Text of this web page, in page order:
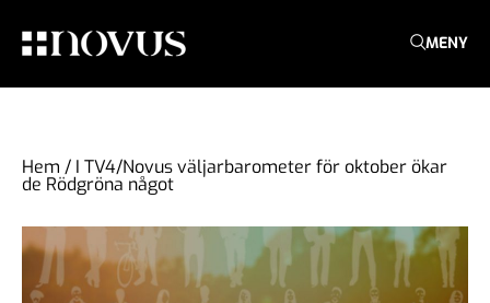
MENY
Hem / I TV4/Novus väljarbarometer för oktober ökar
de Rödgröna något